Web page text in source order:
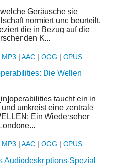
Geräusche sie
normiert und beurteilt.
die in Bezug auf die
K...
MP3 | AAC | OGG | OPUS
Die Wellen
taucht ein in
umkreist eine zentrale
Ein Wiedersehen
MP3 | AAC | OGG | OPUS
Audiodeskriptions-Spezial